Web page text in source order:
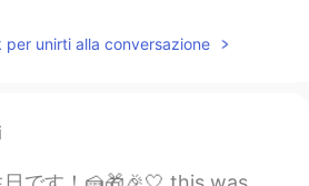
per unirti alla conversazione